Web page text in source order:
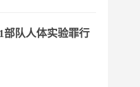
部队人体实验罪行